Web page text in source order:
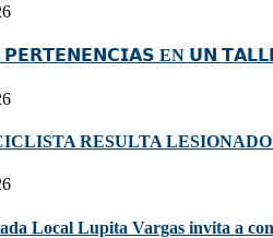
𝗣𝗘𝗥𝗧𝗘𝗡𝗘𝗡𝗖𝗜𝗔𝗦 EN 𝗨𝗡
RESULTA
Local Lupita Vargas invita a